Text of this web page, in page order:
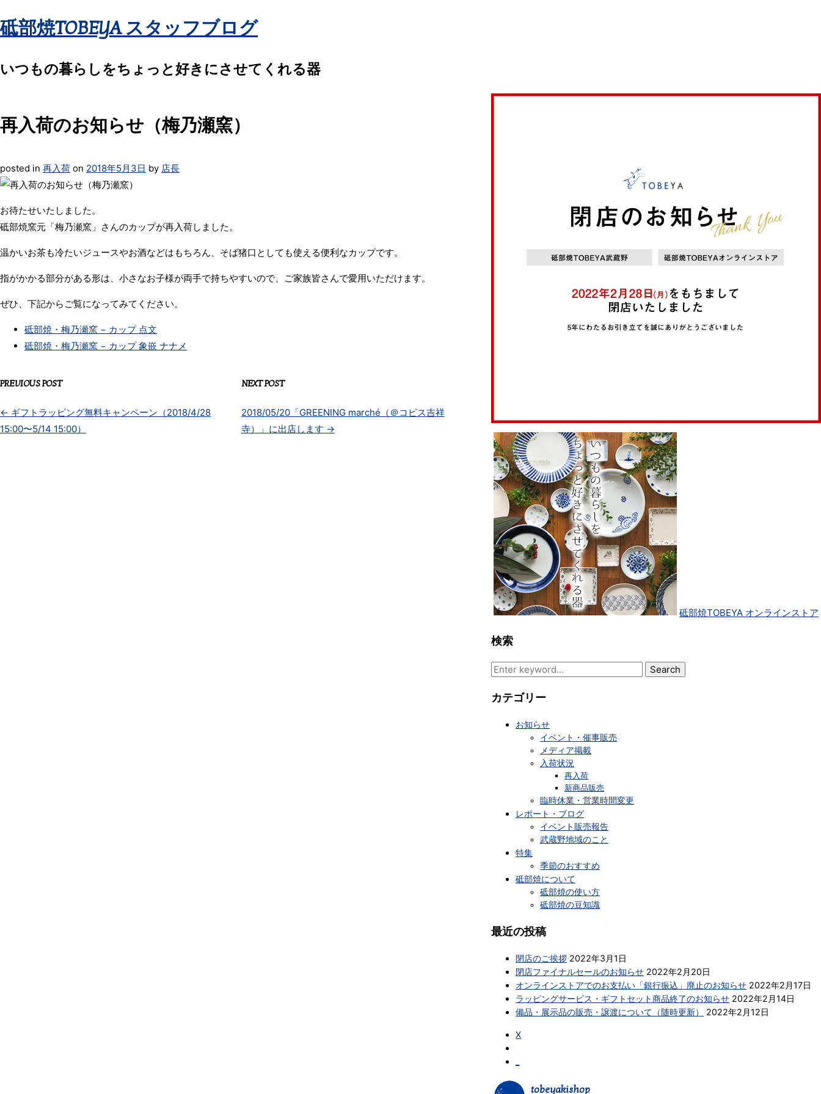
砥部焼TOBEYA スタッフブログ
いつもの暮らしをちょっと好きにさせてくれる器
再入荷のお知らせ（梅乃瀬窯）
posted in 再入荷 on 2018年5月3日 by 店長
お待たせいたしました。
砥部焼窯元「梅乃瀬窯」さんのカップが再入荷しました。
温かいお茶も冷たいジュースやお酒などはもちろん、そば猪口としても使える便利なカップです。
指がかかる部分がある形は、小さなお子様が両手で持ちやすいので、ご家族皆さんで愛用いただけます。
ぜひ、下記からご覧になってみてください。
砥部焼・梅乃瀬窯 − カップ 点文
砥部焼・梅乃瀬窯 − カップ 象嵌 ナナメ
PREVIOUS POST
← ギフトラッピング無料キャンペーン（2018/4/28
15:00〜5/14 15:00）
NEXT POST
2018/05/20「GREENING marché（＠コピス吉祥
寺）」に出店します →
砥部焼TOBEYA オンラインストア
検索
Search
カテゴリー
お知らせ
イベント・催事販売
メディア掲載
入荷状況
再入荷
新商品販売
臨時休業・営業時間変更
レポート・ブログ
イベント販売報告
武蔵野地域のこと
特集
季節のおすすめ
砥部焼について
砥部焼の使い方
砥部焼の豆知識
最近の投稿
閉店のご挨拶 2022年3月1日
閉店ファイナルセールのお知らせ 2022年2月20日
オンラインストアでのお支払い「銀行振込」廃止のお知らせ 2022年2月17日
ラッピングサービス・ギフトセット商品終了のお知らせ 2022年2月14日
備品・展示品の販売・譲渡について（随時更新）
2022年2月12日
X
tobeyakishop